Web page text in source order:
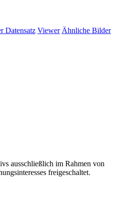
Datensatz Viewer Ähnliche Bilder
ausschließlich im Rahmen von
freigeschaltet.